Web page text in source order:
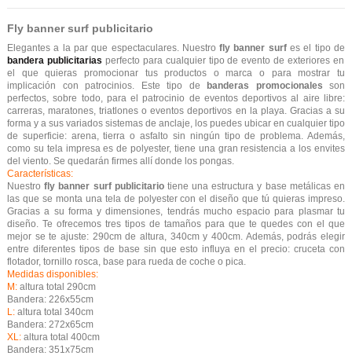
Fly banner surf publicitario
Elegantes a la par que espectaculares. Nuestrofly banner surfes el tipo de
bandera publicitarias perfecto para cualquier tipo de evento de exteriores en
el que quieras promocionar tus productos o marca o para mostrar tu
implicación con patrocinios. Este tipo de
banderas promocionales son
perfectos, sobre todo, para el patrocinio de eventos deportivos al aire libre:
carreras, maratones, triatlones o eventos deportivos en la playa. Gracias a su
forma y a sus variados sistemas de anclaje, los puedes ubicar en cualquier tipo
de superficie: arena, tierra o asfalto sin ningún tipo de problema. Además,
como su tela impresa es de polyester, tiene una gran resistencia a los envites
del viento. Se quedarán firmes allí donde los pongas.
Características:
Nuestrofly banner surf publicitariotiene una estructura y base metálicas en
las que se monta una tela de polyester con el diseño que tú quieras impreso.
Gracias a su forma y dimensiones, tendrás mucho espacio para plasmar tu
diseño. Te ofrecemos tres tipos de tamaños para que te quedes con el que
mejor se te ajuste: 290cm de altura, 340cm y 400cm. Además, podrás elegir
entre diferentes tipos de base sin que esto influya en el precio: cruceta con
flotador, tornillo rosca, base para rueda de coche o pica.
Medidas disponibles:
M: altura total 290cm
Bandera: 226x55cm
L: altura total 340cm
Bandera: 272x65cm
XL: altura total 400cm
Bandera: 351x75cm